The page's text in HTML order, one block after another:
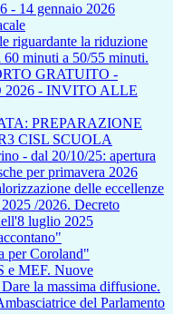
- 14 gennaio 2026
riguardante la riduzione
60 minuti a 50/55 minuti.
GRATUITO -
2026 - INVITO ALLE
PREPARAZIONE
CISL SCUOLA
- dal 20/10/25: apertura
per primavera 2026
delle eccellenze
/2026. Decreto
luglio 2025
per Coroland"
e MEF. Nuove
la massima diffusione.
del Parlamento